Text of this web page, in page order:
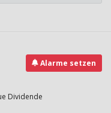
Alarme setzen
Dividende